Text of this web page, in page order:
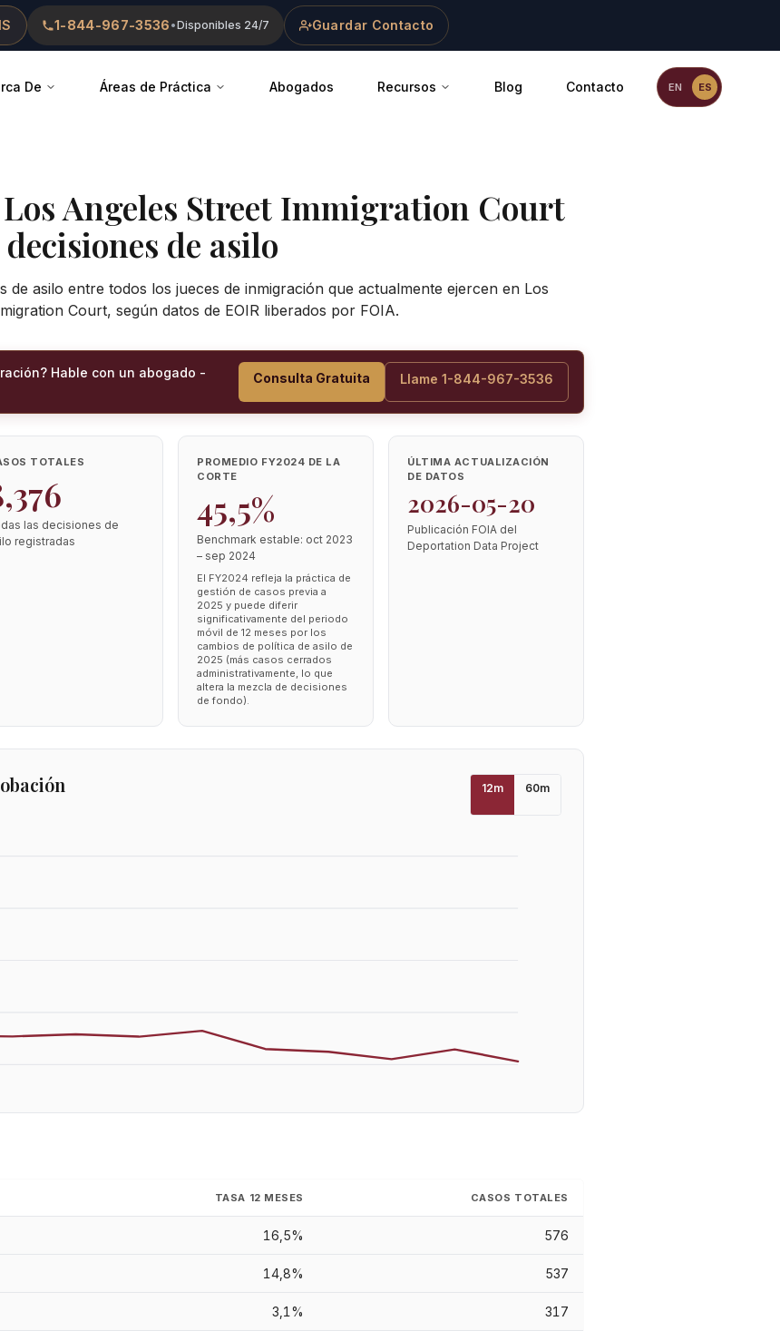
1-844-967-3536 •Disponibles 24/7 Guardar Contacto
De Áreas de Práctica Abogados Recursos Blog Contacto ES
EN
Angeles Street Immigration Court
de asilo
de asilo entre todos los jueces de inmigración que actualmente ejercen en Los
Court, según datos de EOIR liberados por FOIA.
Hable con un abogado -
Consulta Gratuita Llame 1-844-967-3536
TOTALES
las decisiones de
registradas
PROMEDIO FY2024 DE LA
CORTE
45,5%
Benchmark estable: oct 2023
– sep 2024
El FY2024 refleja la práctica de
gestión de casos previa a
2025 y puede diferir
significativamente del periodo
móvil de 12 meses por los
cambios de política de asilo de
2025 (más casos cerrados
administrativamente, lo que
altera la mezcla de decisiones
de fondo).
ÚLTIMA ACTUALIZACIÓN
DE DATOS
2026-05-20
Publicación FOIA del
Deportation Data Project
12m 60m
TASA 12 MESES CASOS TOTALES
16,5% 576
14,8% 537
3,1% 317